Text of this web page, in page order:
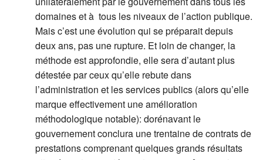
domaines et à tous les niveaux de l’action publique.
Mais c’est une évolution qui se préparait depuis
deux ans, pas une rupture. Et loin de changer, la
méthode est approfondie, elle sera d’autant plus
détestée par ceux qu’elle rebute dans
l’administration et les services publics (alors qu’elle
marque effectivement une amélioration
méthodologique notable): dorénavant le
gouvernement conclura une trentaine de contrats de
prestations comprenant quelques grands résultats